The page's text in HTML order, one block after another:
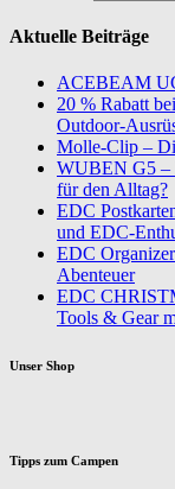
Aktuelle Beiträge
ACEBEAM
20 % Rabatt
Outdoor-
Molle-Clip –
WUBEN G5 –
für den Alltag?
EDC
und EDC-
EDC
Abenteuer
EDC
Tools & Gear
Unser Shop
Tipps zum Campen